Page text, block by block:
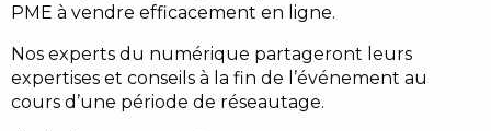
PME à vendre efficacement en ligne.
Nos experts du numérique partageront leurs
expertises et conseils à la fin de l’événement au
cours d’une période de réseautage.